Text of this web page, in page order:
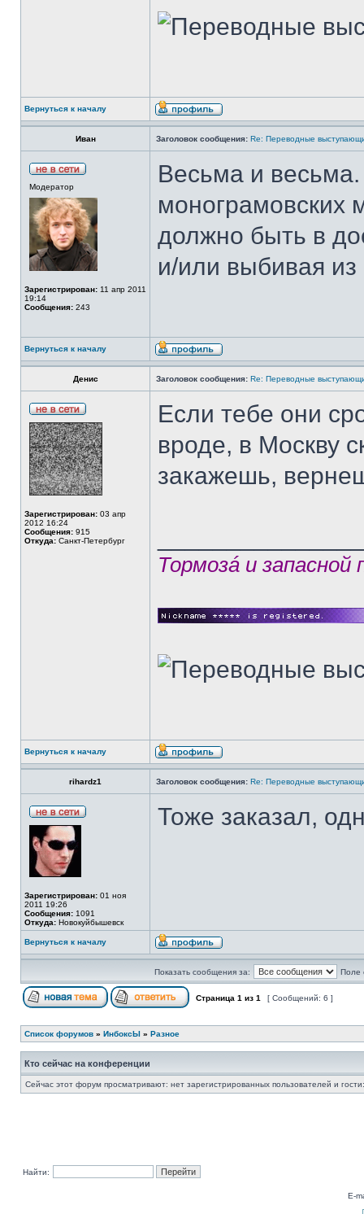
Вернуться к началу
Иван Заголовок сообщения: Re: Переводные
Модератор
Зарегистрирован: 11 апр 2011
19:14
Сообщения: 243
Весьма и
монограмовских
должно быть в
и/или выбивая
Вернуться к началу
Денис Заголовок сообщения: Re: Переводные
Зарегистрирован: 03 апр
2012 16:24
Сообщения: 915
Откуда: Санкт-Петербург
Если тебе они
вроде, в Москву
закажешь,
Тормозá и
Вернуться к началу
rihardz1 Заголовок сообщения: Re: Переводные
Зарегистрирован: 01 ноя
2011 19:26
Сообщения: 1091
Откуда: Новокуйбышевск
Тоже заказал,
Вернуться к началу
Показать сообщения за: Поле
Страница 1 из 1 [ Сообщений: 6 ]
Список форумов » ИнбоксЫ » Разное
Кто сейчас на конференции
Сейчас этот форум просматривают: нет зарегистрированных пользователей и
Найти:
E-